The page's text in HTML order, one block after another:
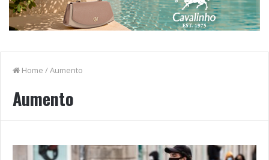
Home /Aumento
Aumento